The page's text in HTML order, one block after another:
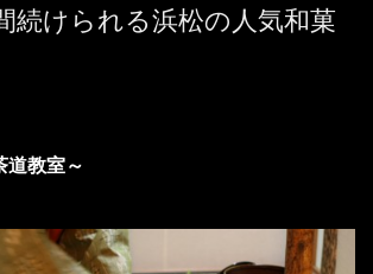
続けられる浜松の人気和菓
道教室～